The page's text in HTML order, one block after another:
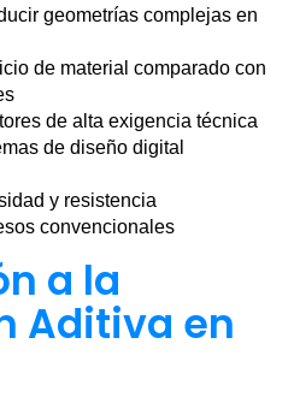
geometrías complejas en
de material comparado con
de alta exigencia técnica
de diseño digital
y resistencia
convencionales
a la
Aditiva en